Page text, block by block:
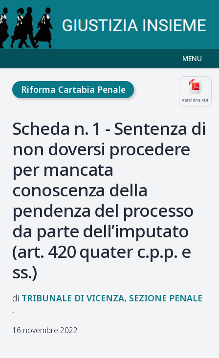
MENU
Versione PDF
Riforma Cartabia Penale
Scheda n. 1 - Sentenza di
non doversi procedere
per mancata
conoscenza della
pendenza del processo
da parte dell’imputato
(art. 420 quater c.p.p. e
ss.)
TRIBUNALE DI VICENZA, SEZIONE PENALE
16 novembre 2022